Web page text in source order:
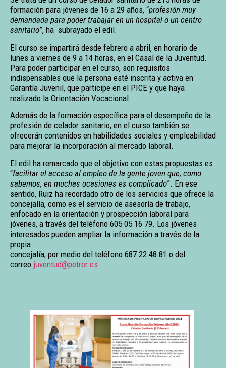
formación para jóvenes de 16 a 29 años, “profesión muy
demandada para poder trabajar en un hospital o un centro
sanitario”, ha subrayado el edil.
El curso se impartirá desde febrero a abril, en horario de
lunes a viernes de 9 a 14 horas, en el Casal de la Juventud.
Para poder participar en el curso, son requisitos
indispensables que la persona esté inscrita y activa en
Garantía Juvenil, que participe en el PICE y que haya
realizado la Orientación Vocacional.
Además de la formación específica para el desempeño de la
profesión de celador sanitario, en el curso también se
ofrecerán contenidos en habilidades sociales y empleabilidad
para mejorar la incorporación al mercado laboral.
El edil ha remarcado que el objetivo con estas propuestas es
“facilitar el acceso al empleo de la gente joven que, como
sabemos, en muchas ocasiones es complicado”. En ese
sentido, Ruiz ha recordado otro de los servicios que ofrece la
concejalía, como es el servicio de asesoría de trabajo,
enfocado en la orientación y prospección laboral para
jóvenes, a través del teléfono 605 05 16 79. Los jóvenes
interesados pueden ampliar la información a través de la
propia
concejalía, por medio del teléfono 687 22 48 81 o del
correo juventud@petrer.es.